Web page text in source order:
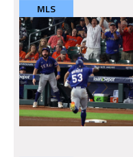
MLS